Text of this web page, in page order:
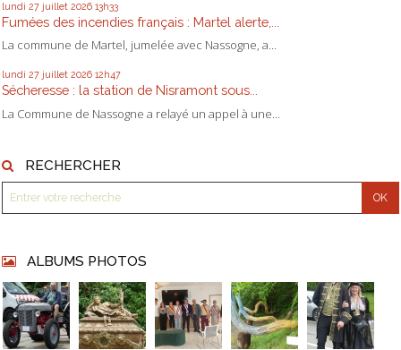
lundi 27 juillet 2026 13h33
Fumées des incendies français : Martel alerte,...
La commune de Martel, jumelée avec Nassogne, a...
lundi 27 juillet 2026 12h47
Sécheresse : la station de Nisramont sous...
La Commune de Nassogne a relayé un appel à une...
RECHERCHER
ALBUMS PHOTOS